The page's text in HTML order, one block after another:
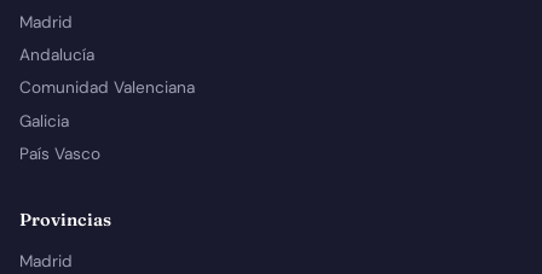
Madrid
Andalucía
Comunidad Valenciana
Galicia
País Vasco
Provincias
Madrid